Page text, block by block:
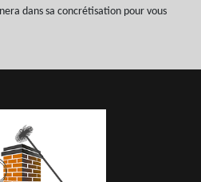
dans sa concrétisation pour vous